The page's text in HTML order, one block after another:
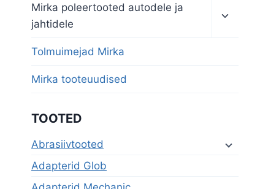
Mirka poleertooted autodele ja
jahtidele
child
Tolmuimejad Mirka
Mirka tooteuudised
TOOTED
Abrasiivtooted
Adapterid Glob